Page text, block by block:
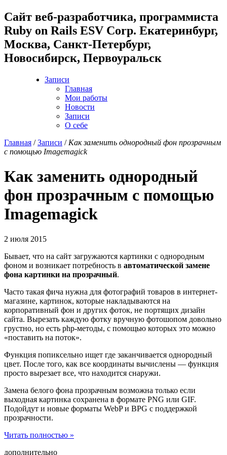
Cайт веб-разработчика, программиста
Ruby on Rails ESV Corp. Екатеринбург,
Москва, Санкт-Петербург,
Новосибирск, Первоуральск
Записи
Главная
Мои работы
Новости
Записи
О себе
Главная /Записи / Как заменить однородный фон прозрачным
с помощью Imagemagick
Как заменить однородный
фон прозрачным с помощью
Imagemagick
2 июля 2015
Бывает, что на сайт загружаются картинки с однородным
фоном и возникает потребность в автоматической замене
фона картинки на прозрачный.
Часто такая фича нужна для фотографий товаров в интернет-
магазине, картинок, которые накладываются на
корпоративный фон и других фоток, не портящих дизайн
сайта. Вырезать каждую фотку вручную фотошопом довольно
грустно, но есть php-методы, с помощью которых это можно
«поставить на поток».
Функция попиксельно ищет где заканчивается однородный
цвет. После того, как все координаты вычислены — функция
просто вырезает все, что находится снаружи.
Замена белого фона прозрачным возможна только если
выходная картинка сохранена в формате PNG или GIF.
Подойдут и новые форматы WebP и BPG с поддержкой
прозрачности.
Читать полностью »
дополнительно